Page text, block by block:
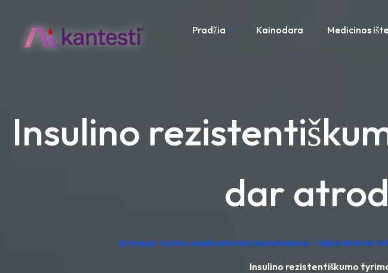
Pradžia Kainodara Medicinos
Insulino
dar
AI kraujo tyrimo analizatorius nemokamas – laboratorinė
Insulino rezistentiškumo